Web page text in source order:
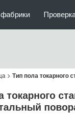
Тип пола токарного
токарного